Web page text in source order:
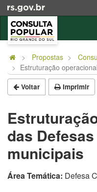
para
conteúdo
para
menu
para
busca
Início
conteúdo
Propostas
Estruturação
Voltar Imprimir
das
municipais
Área Temática: Defesa